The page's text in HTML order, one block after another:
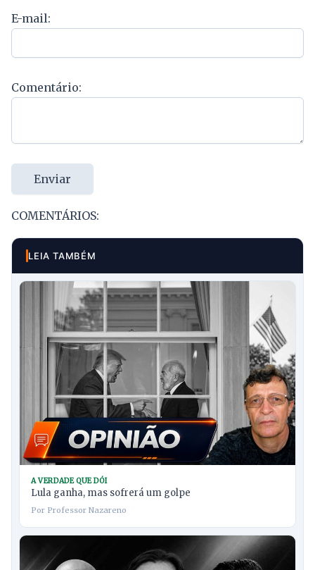
E-mail:
Comentário:
Enviar
COMENTÁRIOS:
LEIA TAMBÉM
A VERDADE QUE DÓI
Lula ganha, mas sofrerá um golpe
Por Professor Nazareno